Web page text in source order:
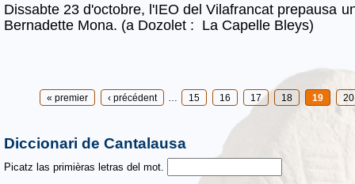
Dissabte 23 d'octobre, l'IEO del Vilafrancat prepausa
Bernadette Mona. (a Dozolet : La Capelle Bleys)
Pages« premier ‹ précédent 15 16 17 18 19 20
Diccionari de Cantalausa
Picatz las primièras letras del mot.